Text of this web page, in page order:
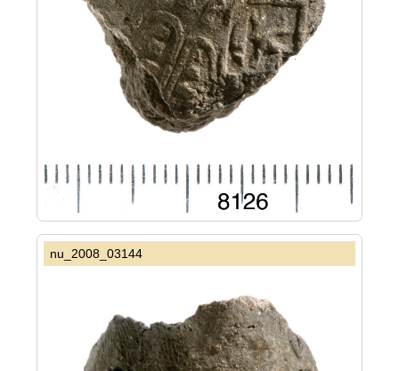
nu_2008_03144